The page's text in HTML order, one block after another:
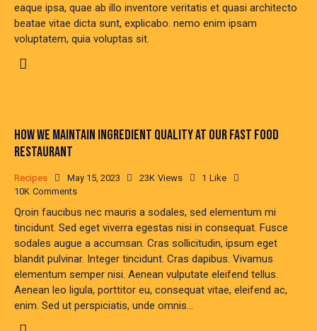
eaque ipsa, quae ab illo inventore veritatis et quasi architecto
beatae vitae dicta sunt, explicabo. nemo enim ipsam
voluptatem, quia voluptas sit.
HOW WE MAINTAIN INGREDIENT QUALITY AT OUR FAST FOOD
RESTAURANT
Recipes May 15, 2023 23K Views 1 Like
10K Comments
Qroin faucibus nec mauris a sodales, sed elementum mi
tincidunt. Sed eget viverra egestas nisi in consequat. Fusce
sodales augue a accumsan. Cras sollicitudin, ipsum eget
blandit pulvinar. Integer tincidunt. Cras dapibus. Vivamus
elementum semper nisi. Aenean vulputate eleifend tellus.
Aenean leo ligula, porttitor eu, consequat vitae, eleifend ac,
enim. Sed ut perspiciatis, unde omnis…